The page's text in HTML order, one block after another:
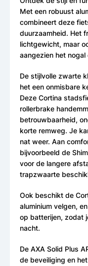
Met een robuust
combineert deze
duurzaamheid. Het
lichtgewicht, maar
aangezien het nogal
De stijlvolle zwarte
het een onmisbare
Deze Cortina
rollerbrake
betrouwbaarheid,
korte remweg. Je
nat weer. Aan
bijvoorbeeld de
voor de langere
trapzwaarte
Ook beschikt de
aluminium velgen,
op batterijen, zodat
nacht.
De AXA Solid Plus
de beveiliging en